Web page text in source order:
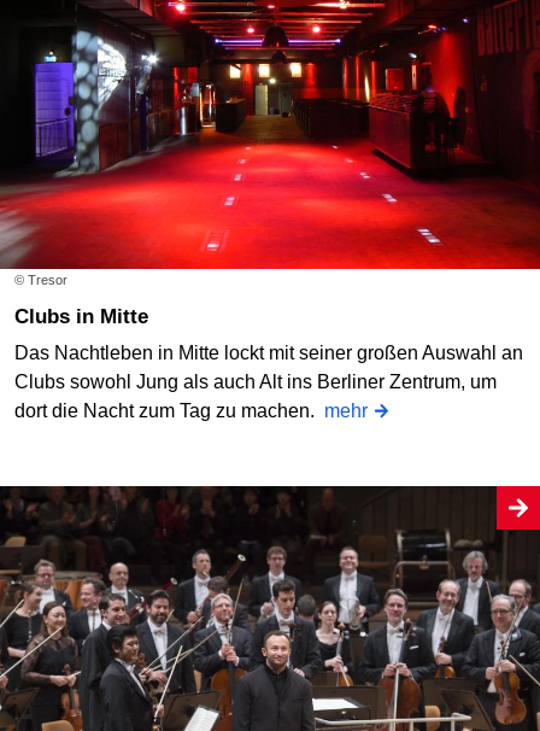
© Tresor
Clubs in Mitte
Das Nachtleben in Mitte lockt mit seiner großen Auswahl an
Clubs sowohl Jung als auch Alt ins Berliner Zentrum, um
dort die Nacht zum Tag zu machen. mehr